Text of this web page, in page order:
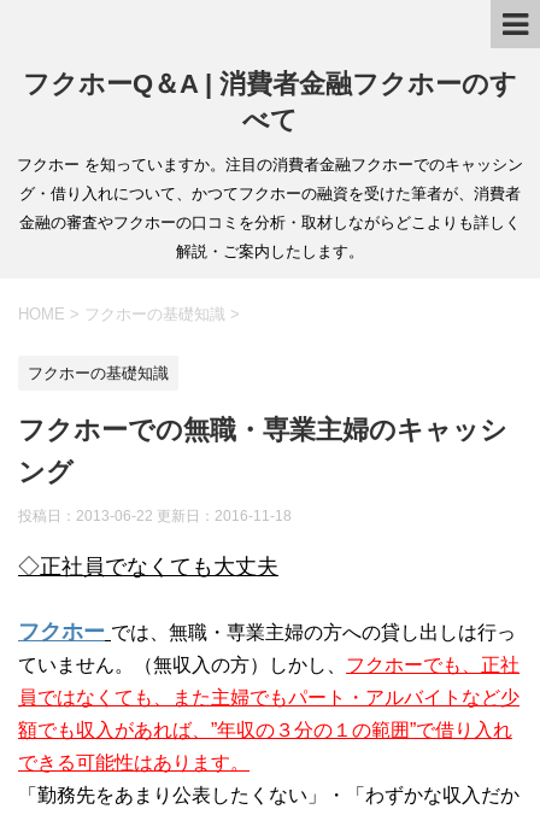
フクホーQ＆A | 消費者金融フクホーのす
べて
フクホー を知っていますか。注目の消費者金融フクホーでのキャッシン
グ・借り入れについて、かつてフクホーの融資を受けた筆者が、消費者
金融の審査やフクホーの口コミを分析・取材しながらどこよりも詳しく
解説・ご案内したします。
HOME > フクホーの基礎知識 >
フクホーの基礎知識
フクホーでの無職・専業主婦のキャッシ
ング
投稿日：2013-06-22 更新日： 2016-11-18
◇正社員でなくても大丈夫
フクホー では、無職・専業主婦の方への貸し出しは行っ
ていません。（無収入の方）しかし、 フクホーでも、正社
員ではなくても、また主婦でもパート・アルバイトなど少
額でも収入があれば、”年収の３分の１の範囲”で借り入れ
できる可能性はあります。
「勤務先をあまり公表したくない」・「わずかな収入だか